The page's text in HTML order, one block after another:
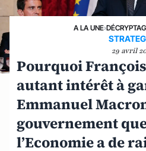
A LA UNE›
29 avril
Pourquoi
autant intérêt à
Emmanuel
gouvernement
l’Economie a de